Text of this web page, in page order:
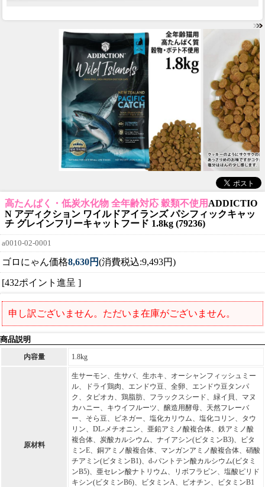
高たんぱく・低炭水化物 全年齢対応 穀類不使用ADDICTIO
N アディクション ワイルドアイランズ パシフィックキャッ
チ グレインフリーキャットフード 1.8kg (79236)
a0010-02-0001
ゴロにゃん価格8,630円(消費税込:9,493円)
[432ポイント進呈 ]
申し訳ございません。ただいま在庫がございません。
商品説明
内容量 1.8kg
原材料
生サーモン、生サバ、生ホキ、オーシャンフィッシュミー
ル、ドライ鶏肉、エンドウ豆、全卵、エンドウ豆タンパ
ク、タピオカ、鶏脂肪、フラックスシード、緑イ貝、マヌ
カハニー、キウイフルーツ、醸造用酵母、天然フレーバ
ー、そら豆、ビネガー、塩化カリウム、塩化コリン、タウ
リン、DL-メチオニン、亜鉛アミノ酸複合体、鉄アミノ酸
複合体、炭酸カルシウム、ナイアシン(ビタミンB3)、ビタ
ミンE、銅アミノ酸複合体、マンガンアミノ酸複合体、硝酸
チアミン(ビタミンB1)、d-パントテン酸カルシウム(ビタミ
ンB5)、亜セレン酸ナトリウム、リボフラビン、塩酸ピリド
キシン(ビタミンB6)、ビタミンA、ビオチン、ビタミンB1